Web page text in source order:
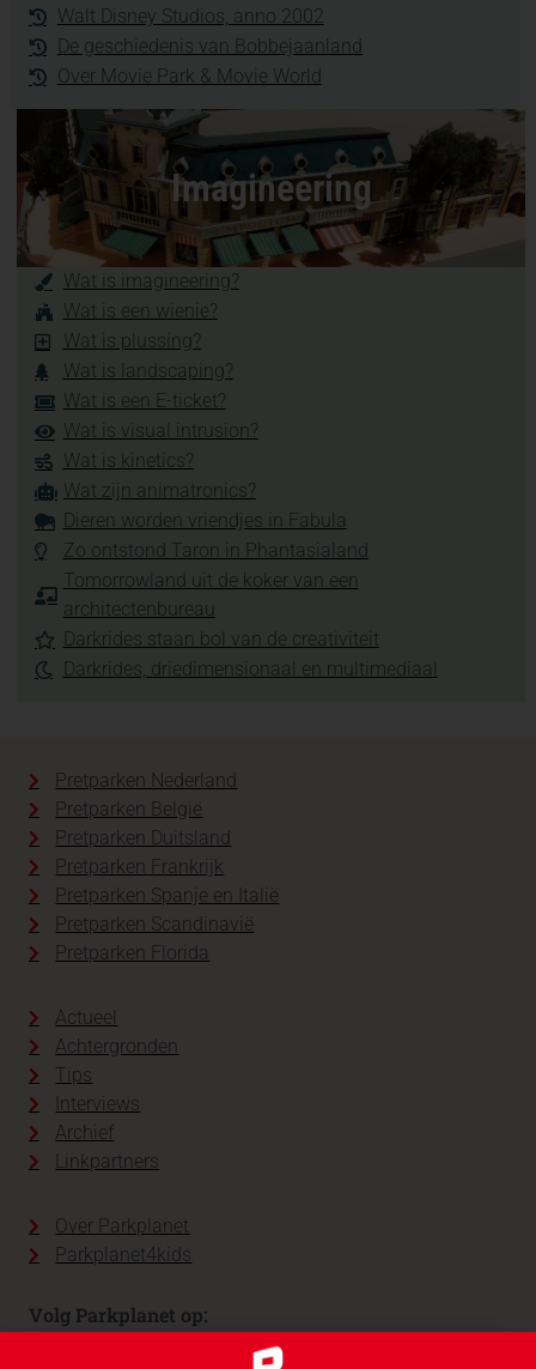
Walt Disney Studios, anno 2002
De geschiedenis van Bobbejaanland
Over Movie Park & Movie World
Imagineering
Wat is imagineering?
Wat is een wienie?
Wat is plussing?
Wat is landscaping?
Wat is een E-ticket?
Wat is visual intrusion?
Wat is kinetics?
Wat zijn animatronics?
Dieren worden vriendjes in Fabula
Zo ontstond Taron in Phantasialand
Tomorrowland uit de koker van een
architectenbureau
Darkrides staan bol van de creativiteit
Darkrides, driedimensionaal en multimediaal
Pretparken Nederland
Pretparken België
Pretparken Duitsland
Pretparken Frankrijk
Pretparken Spanje en Italië
Pretparken Scandinavië
Pretparken Florida
Actueel
Achtergronden
Tips
Interviews
Archief
Linkpartners
Over Parkplanet
Parkplanet4kids
Volg Parkplanet op: